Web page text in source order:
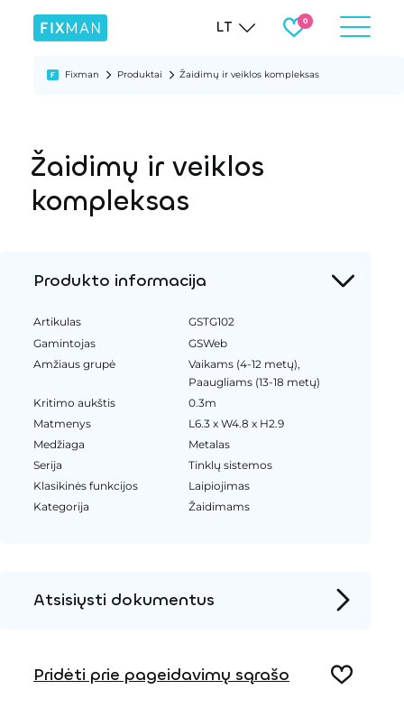
LT
Fixman Produktai Žaidimų ir veiklos kompleksas
Žaidimų ir veiklos
kompleksas
Produkto informacija
Artikulas
GSTG102
Gamintojas
GSWeb
Amžiaus grupė
Vaikams (4-12 metų),
Paaugliams (13-18 metų)
Kritimo aukštis
0.3m
Matmenys
L6.3 x W4.8 x H2.9
Medžiaga
Metalas
Serija
Tinklų sistemos
Klasikinės funkcijos
Laipiojimas
Kategorija
Žaidimams
Atsisiųsti dokumentus
Pridėti prie pageidavimų sąrašo